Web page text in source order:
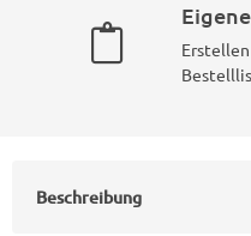
Beschreibung